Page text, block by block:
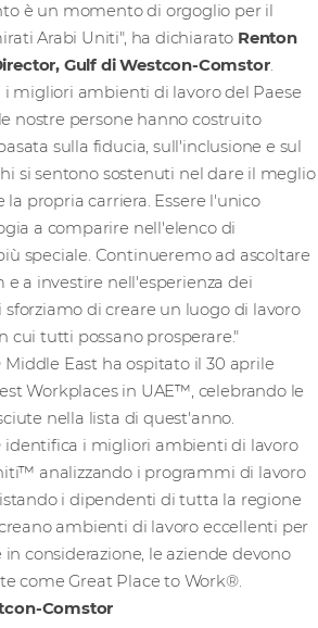
è un momento di orgoglio per il
Arabi Uniti", ha dichiarato Renton
Gulf di Westcon-Comstor.
i migliori ambienti di lavoro del Paese
nostre persone hanno costruito
sulla fiducia, sull'inclusione e sul
si sentono sostenuti nel dare il meglio
la propria carriera. Essere l'unico
a comparire nell'elenco di
speciale. Continueremo ad ascoltare
a investire nell'esperienza dei
di creare un luogo di lavoro
cui tutti possano prosperare."
East ha ospitato il 30 aprile
Workplaces in UAE™, celebrando le
nella lista di quest'anno.
identifica i migliori ambienti di lavoro
analizzando i programmi di lavoro
i dipendenti di tutta la regione
ambienti di lavoro eccellenti per
considerazione, le aziende devono
come Great Place to Work®.
Comstor